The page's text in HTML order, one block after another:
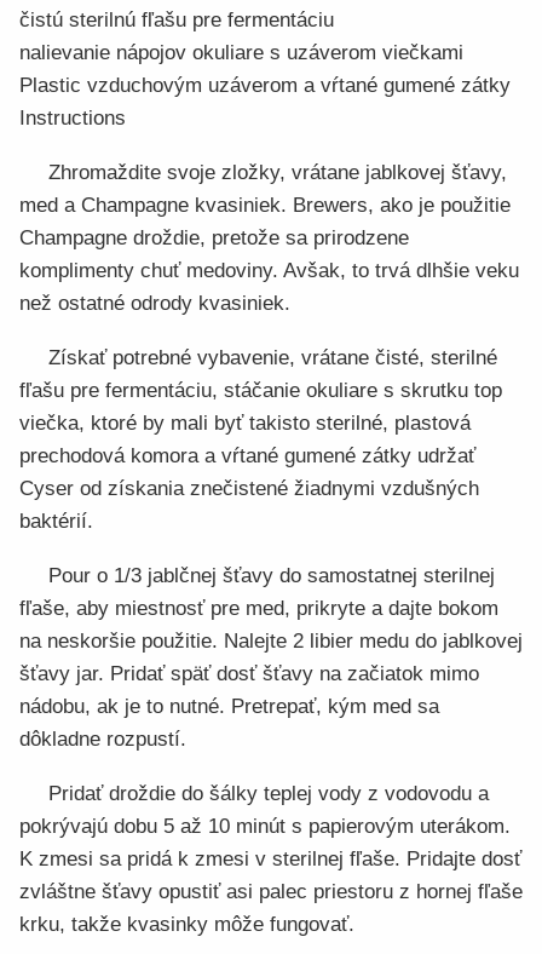
čistú sterilnú fľašu pre fermentáciu
nalievanie nápojov okuliare s uzáverom viečkami
Plastic vzduchovým uzáverom a vŕtané gumené zátky
Instructions
Zhromaždite svoje zložky, vrátane jablkovej šťavy,
med a Champagne kvasiniek. Brewers, ako je použitie
Champagne droždie, pretože sa prirodzene
komplimenty chuť medoviny. Avšak, to trvá dlhšie veku
než ostatné odrody kvasiniek.
Získať potrebné vybavenie, vrátane čisté, sterilné
fľašu pre fermentáciu, stáčanie okuliare s skrutku top
viečka, ktoré by mali byť takisto sterilné, plastová
prechodová komora a vŕtané gumené zátky udržať
Cyser od získania znečistené žiadnymi vzdušných
baktérií.
Pour o 1/3 jablčnej šťavy do samostatnej sterilnej
fľaše, aby miestnosť pre med, prikryte a dajte bokom
na neskoršie použitie. Nalejte 2 libier medu do jablkovej
šťavy jar. Pridať späť dosť šťavy na začiatok mimo
nádobu, ak je to nutné. Pretrepať, kým med sa
dôkladne rozpustí.
Pridať droždie do šálky teplej vody z vodovodu a
pokrývajú dobu 5 až 10 minút s papierovým uterákom.
K zmesi sa pridá k zmesi v sterilnej fľaše. Pridajte dosť
zvláštne šťavy opustiť asi palec priestoru z hornej fľaše
krku, takže kvasinky môže fungovať.